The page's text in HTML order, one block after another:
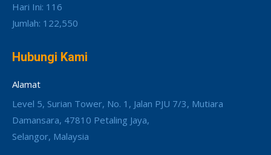
Hari Ini: 116
Jumlah: 122,550
Hubungi Kami
Alamat
Level 5, Surian Tower, No. 1, Jalan PJU 7/3, Mutiara
Damansara, 47810 Petaling Jaya,
Selangor, Malaysia